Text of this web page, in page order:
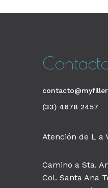
(33) 4678 2457
Atención de L a
Camino a Sta.
Col. Santa Ana